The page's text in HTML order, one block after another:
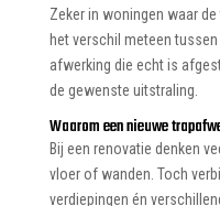
Zeker in woningen waar
het verschil meteen
afwerking die echt is
de gewenste uitstraling.
Waarom een nieuwe
Bij een renovatie denken
vloer of wanden. Toch
verdiepingen én